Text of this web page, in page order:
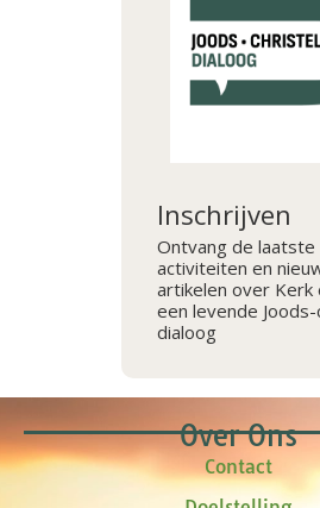
Inschrijven
Ontvang de laatste
activiteiten en
artikelen over Kerk
een levende
dialoog
Over Ons
Contact